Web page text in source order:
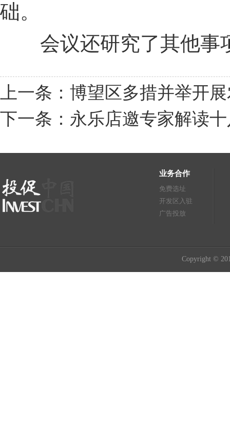
础。
会议还研究了其他事
上一条：博望区多措并举开
下一条：永乐店邀专家解读
业务合作
免费选址
开发区入驻
广告投放
Copyright ©